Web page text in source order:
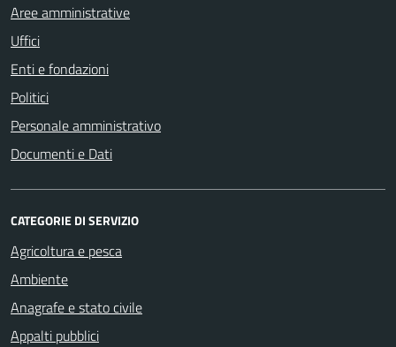
Aree amministrative
Uffici
Enti e fondazioni
Politici
Personale amministrativo
Documenti e Dati
CATEGORIE DI SERVIZIO
Agricoltura e pesca
Ambiente
Anagrafe e stato civile
Appalti pubblici